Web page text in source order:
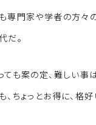
専門家や学者の方々
だ。
ても案の定、難しい事
、ちょっとお得に、格